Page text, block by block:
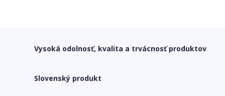
Vysoká odolnosť, kvalita a trvácnosť produktov
Slovenský produkt